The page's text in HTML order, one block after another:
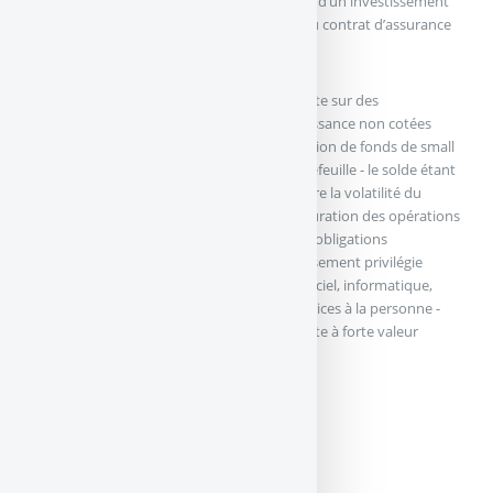
ne devant pas dépasser 10% du montant du contrat d’assurance
Quant à son univers d’investissement, il porte sur des
investissements-cible dans des PME de croissance non cotées
représentant 60 % du support, et une sélection de fonds de small
et midcaps européennes pour 35% du portefeuille - le solde étant
composé de produits liquides. Afin de réduire la volatilité du
support, Isatis Capital procède à une structuration des opérations
non cotées basées majoritairement sur des obligations
convertibles. A noter que l’équipe d’investissement privilégie
principalement quatre grands secteurs : logiciel, informatique,
numérique, digital - medtech, nutrition, services à la personne -
services aux entreprises - industries de pointe à forte valeur